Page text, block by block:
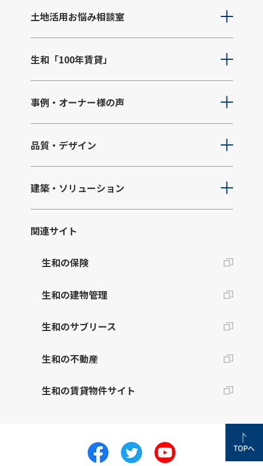
土地活用お悩み相談室
生和「100年賃貸」
事例・オーナー様の声
品質・デザイン
建築・ソリューション
関連サイト
生和の保険
生和の建物管理
生和のサブリース
生和の不動産
生和の賃貸物件サイト